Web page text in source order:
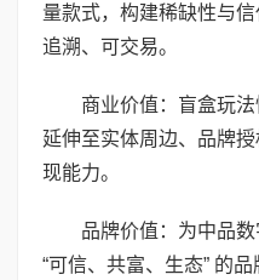
量款式，构建稀缺性与
追溯、可交易。
商业价值：盲盒玩
延伸至实体周边、品牌
现能力。
品牌价值：为中品
“可信、共富、生态” 的